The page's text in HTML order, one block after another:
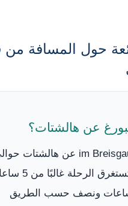
حول المسافة من
عن هالشتات؟
كم بالسيارة، وتستغرق
إلى 6 ساعات ونصف حسب الطريق